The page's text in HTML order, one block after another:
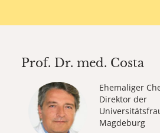
Prof. Dr. med. Costa
Ehemaliger
Direktor der
Magdeburg